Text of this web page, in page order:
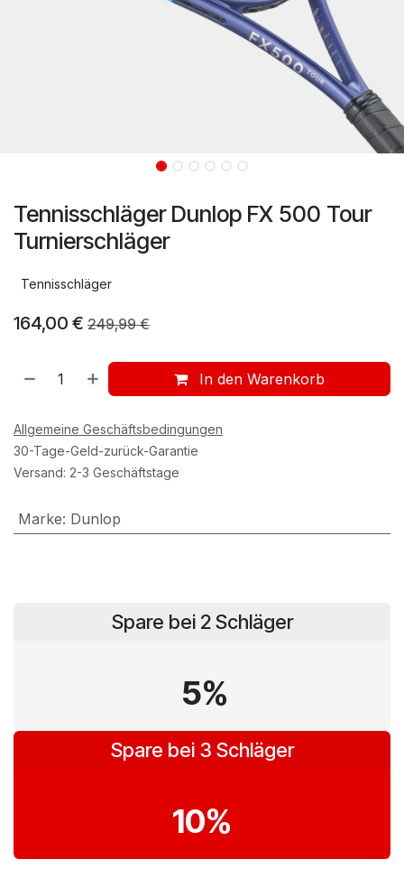
Tennisschläger Dunlop FX 500 Tour
Turnierschläger
Tennisschläger
164,00 € 249,99€
In den Warenkorb
Allgemeine Geschäftsbedingungen
30-Tage-Geld-zurück-Garantie
Versand: 2-3 Geschäftstage
Marke: Dunlop
Spare bei 2 Schläger
5%
Spare bei 3 Schläger
10%